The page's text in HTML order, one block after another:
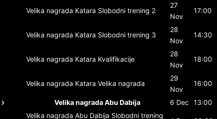
Velika nagrada Katara Slobodni trening 2
27
Nov
17:00
Velika nagrada Katara Slobodni trening 3
28
Nov
14:30
Velika nagrada Katara Kvalifikacije
28
Nov
18:00
Velika nagrada Katara Velika nagrada
29
Nov
16:00
Velika nagrada Abu Dabija 6 Dec
13:00
Velika nagrada Abu Dabija Slobodni trening